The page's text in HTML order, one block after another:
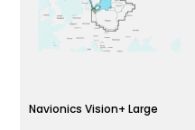
Navionics Vision+ Large